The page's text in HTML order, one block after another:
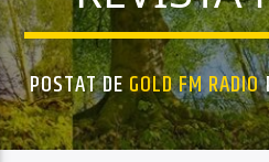
POSTAT DE GOLD FM RADIO